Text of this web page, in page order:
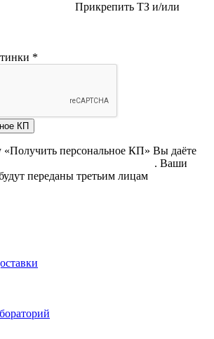
Прикрепить ТЗ и/или
*
КП
персональное КП» Вы даёте
. Ваши
переданы третьим лицам